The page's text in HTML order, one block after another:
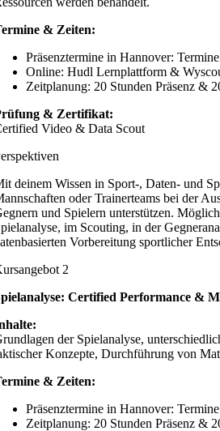
& Zeiten:
Präsenztermine in Hannover:
Online: Hudl Lernplattform &
Zeitplanung: 20 Stunden Präsenz &
& Zertifikat:
Video & Data Scout
deinem Wissen in Sport-, Daten- und
oder Trainerteams bei der
und Spielern unterstützen.
im Scouting, in der
Vorbereitung sportlicher
2
Certified Performance &
der Spielanalyse,
Konzepte, Durchführung von
& Zeiten:
Präsenztermine in Hannover:
Zeitplanung: 20 Stunden Präsenz &